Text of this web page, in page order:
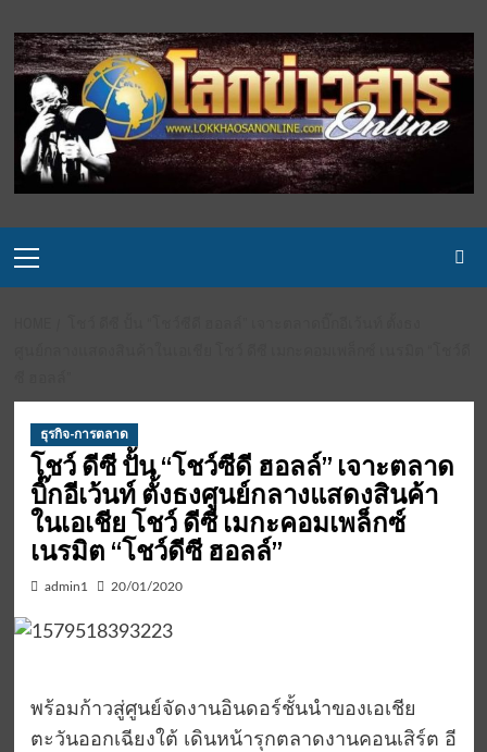
to
content
Menu
ธุรกิจ-การตลาด
โชว์ ดีซี ปั้น “โชว์ซีดี ฮอลล์” เจาะตลาด
บิ๊กอีเว้นท์ ตั้งธงศูนย์กลางแสดงสินค้า
ในเอเชีย โชว์ ดีซี เมกะคอมเพล็กซ์
เนรมิต “โชว์ดีซี ฮอลล์”
admin1 20/01/2020
พร้อมก้าวสู่ศูนย์จัดงานอินดอร์ชั้นนำของเอเชีย
ตะวันออกเฉียงใต้ เดินหน้ารุกตลาดงานคอนเสิร์ต อี